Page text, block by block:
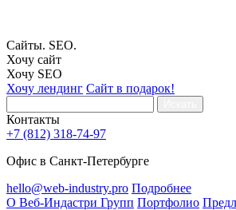
Сайты. SEO.
Хочу сайт
Хочу SEO
Хочу лендинг Сайт в подарок!
Контакты
+7 (812) 318-74-97
Офис в Санкт-Петербурге
hello@web-industry.pro Подробнее
О Веб-Индастри Групп Портфолио